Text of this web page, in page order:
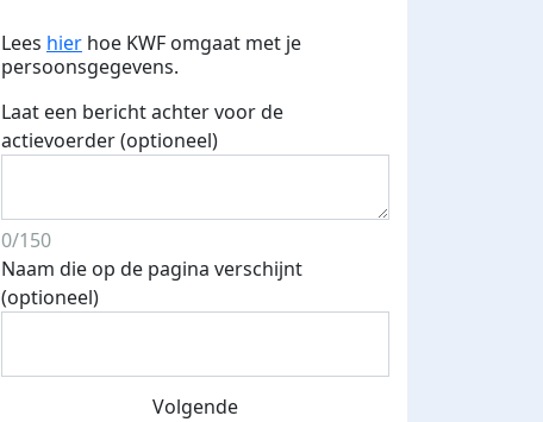
Lees hier hoe KWF omgaat met je
persoonsgegevens.
Laat een bericht achter voor de
actievoerder (optioneel)
0/150
Naam die op de pagina verschijnt
(optioneel)
Volgende